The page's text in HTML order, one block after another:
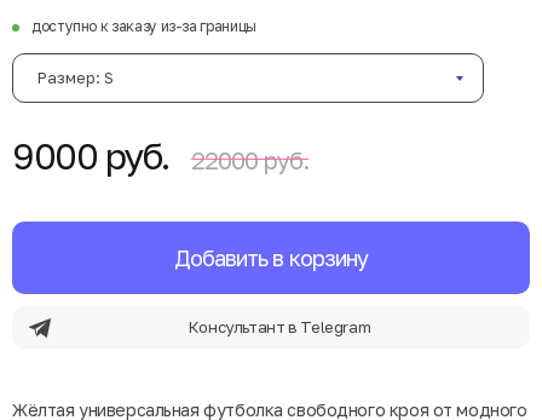
доступно к заказу из-за границы
Размер: S
9000 руб. 22000 руб.
Добавить в корзину
Консультант в Telegram
Жёлтая универсальная футболка свободного кроя от модного